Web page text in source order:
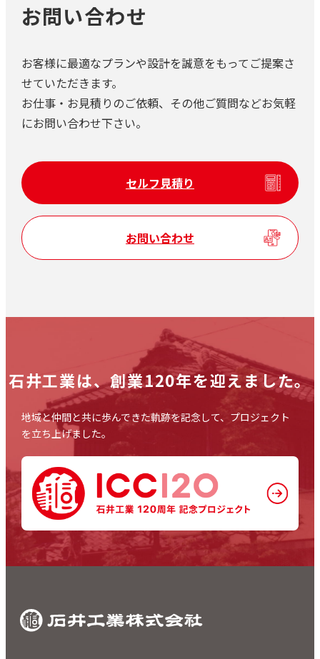
お問い合わせ
お客様に最適なプランや設計を誠意をもってご提案さ
せていただきます。
お仕事・お見積りのご依頼、その他ご質問などお気軽
にお問い合わせ下さい。
セルフ見積り
お問い合わせ
石井工業は、創業120年を迎えました。
地域と仲間と共に歩んできた軌跡を記念して、プロジェクト
を立ち上げました。